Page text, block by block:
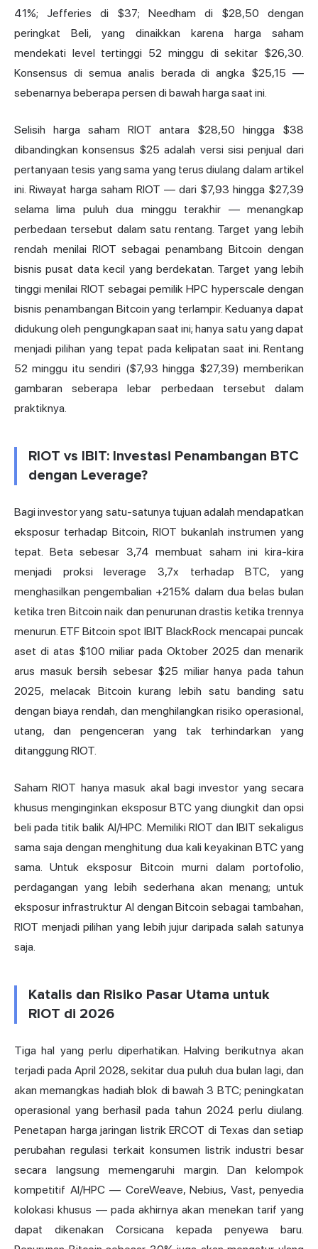
41%; Jefferies di $37; Needham di $28,50 dengan
peringkat Beli, yang dinaikkan karena harga saham
mendekati level tertinggi 52 minggu di sekitar $26,30.
Konsensus di semua analis berada di angka $25,15 —
sebenarnya beberapa persen di bawah harga saat ini.
Selisih harga saham RIOT antara $28,50 hingga $38
dibandingkan konsensus $25 adalah versi sisi penjual dari
pertanyaan tesis yang sama yang terus diulang dalam artikel
ini. Riwayat harga saham RIOT — dari $7,93 hingga $27,39
selama lima puluh dua minggu terakhir — menangkap
perbedaan tersebut dalam satu rentang. Target yang lebih
rendah menilai RIOT sebagai penambang Bitcoin dengan
bisnis pusat data kecil yang berdekatan. Target yang lebih
tinggi menilai RIOT sebagai pemilik HPC hyperscale dengan
bisnis penambangan Bitcoin yang terlampir. Keduanya dapat
didukung oleh pengungkapan saat ini; hanya satu yang dapat
menjadi pilihan yang tepat pada kelipatan saat ini. Rentang
52 minggu itu sendiri ($7,93 hingga $27,39) memberikan
gambaran seberapa lebar perbedaan tersebut dalam
praktiknya.
RIOT vs IBIT: Investasi Penambangan BTC
dengan Leverage?
Bagi investor yang satu-satunya tujuan adalah mendapatkan
eksposur terhadap Bitcoin, RIOT bukanlah instrumen yang
tepat. Beta sebesar 3,74 membuat saham ini kira-kira
menjadi proksi leverage 3,7x terhadap BTC, yang
menghasilkan pengembalian +215% dalam dua belas bulan
ketika tren Bitcoin naik dan penurunan drastis ketika trennya
menurun. ETF Bitcoin spot IBIT BlackRock mencapai puncak
aset di atas $100 miliar pada Oktober 2025 dan menarik
arus masuk bersih sebesar $25 miliar hanya pada tahun
2025, melacak Bitcoin kurang lebih satu banding satu
dengan biaya rendah, dan menghilangkan risiko operasional,
utang, dan pengenceran yang tak terhindarkan yang
ditanggung RIOT.
Saham RIOT hanya masuk akal bagi investor yang secara
khusus menginginkan eksposur BTC yang diungkit dan opsi
beli pada titik balik AI/HPC. Memiliki RIOT dan IBIT sekaligus
sama saja dengan menghitung dua kali keyakinan BTC yang
sama. Untuk eksposur Bitcoin murni dalam portofolio,
perdagangan yang lebih sederhana akan menang; untuk
eksposur infrastruktur AI dengan Bitcoin sebagai tambahan,
RIOT menjadi pilihan yang lebih jujur daripada salah satunya
saja.
Katalis dan Risiko Pasar Utama untuk
RIOT di 2026
Tiga hal yang perlu diperhatikan. Halving berikutnya akan
terjadi pada April 2028, sekitar dua puluh dua bulan lagi, dan
akan memangkas hadiah blok di bawah 3 BTC; peningkatan
operasional yang berhasil pada tahun 2024 perlu diulang.
Penetapan harga jaringan listrik ERCOT di Texas dan setiap
perubahan regulasi terkait konsumen listrik industri besar
secara langsung memengaruhi margin. Dan kelompok
kompetitif AI/HPC — CoreWeave, Nebius, Vast, penyedia
kolokasi khusus — pada akhirnya akan menekan tarif yang
dapat dikenakan Corsicana kepada penyewa baru.